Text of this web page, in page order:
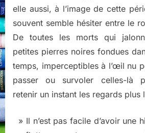
elle aussi, à l’image de cette
souvent semble hésiter entre le
De toutes les morts qui
petites pierres noires fondues
temps, imperceptibles à l’œil nu
passer ou survoler celles-là
retenir un instant les regards plus
» Il n’est pas facile d’avoir une